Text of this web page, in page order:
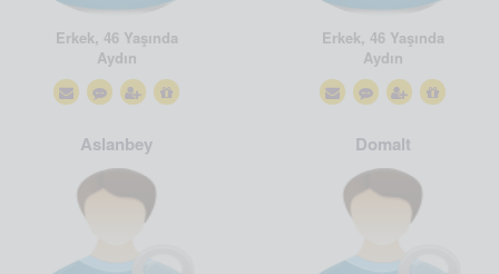
Erkek, 46 Yaşında
Aydın
Erkek, 46 Yaşında
Aydın
Aslanbey Domalt